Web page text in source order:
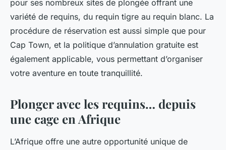
pour ses nombreux sites de plongée offrant une
variété de requins, du requin tigre au requin blanc. La
procédure de réservation est aussi simple que pour
Cap Town, et la politique d’annulation gratuite est
également applicable, vous permettant d’organiser
votre aventure en toute tranquillité.
Plonger avec les requins… depuis
une cage en Afrique
L’Afrique offre une autre opportunité unique de